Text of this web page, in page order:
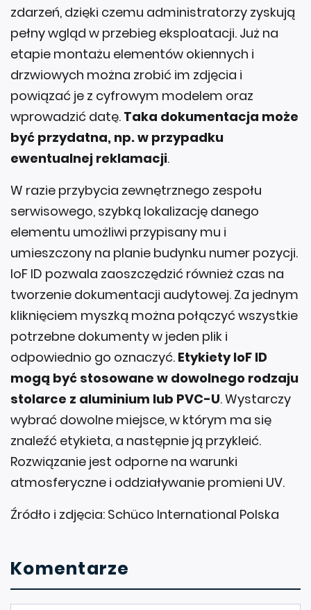
zdarzeń, dzięki czemu administratorzy zyskują
pełny wgląd w przebieg eksploatacji. Już na
etapie montażu elementów okiennych i
drzwiowych można zrobić im zdjęcia i
powiązać je z cyfrowym modelem oraz
wprowadzić datę. Taka dokumentacja może
być przydatna, np. w przypadku
ewentualnej reklamacji.
W razie przybycia zewnętrznego zespołu
serwisowego, szybką lokalizację danego
elementu umożliwi przypisany mu i
umieszczony na planie budynku numer pozycji.
IoF ID pozwala zaoszczędzić również czas na
tworzenie dokumentacji audytowej. Za jednym
kliknięciem myszką można połączyć wszystkie
potrzebne dokumenty w jeden plik i
odpowiednio go oznaczyć. Etykiety IoF ID
mogą być stosowane w dowolnego rodzaju
stolarce z aluminium lub PVC-U. Wystarczy
wybrać dowolne miejsce, w którym ma się
znaleźć etykieta, a następnie ją przykleić.
Rozwiązanie jest odporne na warunki
atmosferyczne i oddziaływanie promieni UV.
Źródło i zdjęcia: Schüco International Polska
Komentarze